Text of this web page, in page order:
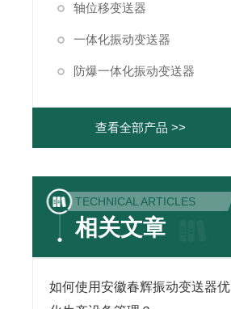
轴位移变送器
一体化振动变送器
防爆一体化振动变送器
查看全部产品 >>
TECHNICAL ARTICLES
相关文章
如何使用安徽春辉振动变送器优